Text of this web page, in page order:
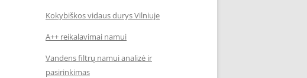
Kokybiškos vidaus durys Vilniuje
A++ reikalavimai namui
Vandens filtrų namui analizė ir
pasirinkimas